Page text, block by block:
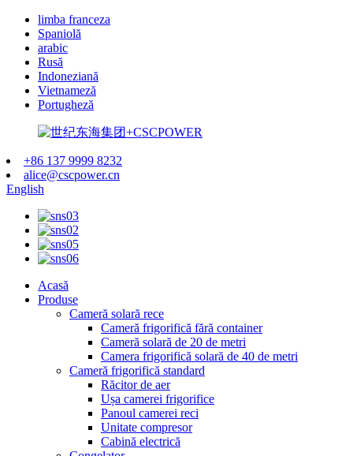
limba franceza
Spaniolă
arabic
Rusă
Indoneziană
Vietnameză
Portugheză
+86 137 9999 8232
alice@cscpower.cn
English
Acasă
Produse
Cameră solară rece
Cameră frigorifică fără container
Cameră solară de 20 de metri
Camera frigorifică solară de 40 de metri
Cameră frigorifică standard
Răcitor de aer
Ușa camerei frigorifice
Panoul camerei reci
Unitate compresor
Cabină electrică